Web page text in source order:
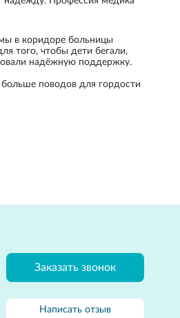
в коридоре больницы
того, чтобы дети бегали,
надёжную поддержку.
поводов для гордости
Заказать звонок
Написать отзыв